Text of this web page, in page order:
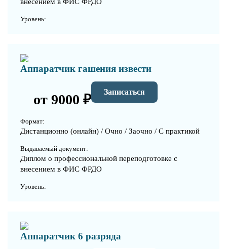
Уровень:
Аппаратчик гашения извести
от 9000 ₽ Записаться
Формат:
Дистанционно (онлайн) / Очно / Заочно / С практикой
Выдаваемый документ:
Диплом о профессиональной переподготовке с
внесением в ФИС ФРДО
Уровень:
Аппаратчик 6 разряда